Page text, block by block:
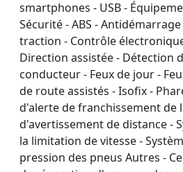
smartphones - USB -
Sécurité - ABS -
traction - Contrôle
Direction assistée - Détection
conducteur - Feux de jour -
de route assistés - Isofix -
d'alerte de franchissement de
d'avertissement de distance -
la limitation de vitesse -
pression des pneus Autres -